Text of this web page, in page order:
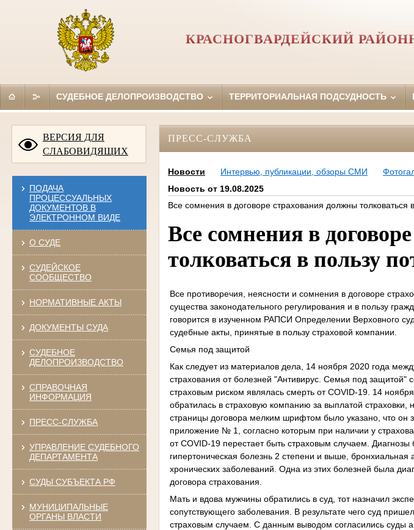
КРАСНОГВАРДЕЙСКИЙ
СУДЕБНОЕ ДЕЛОПРОИЗВОДСТВО ТЕРРИТОРИАЛЬНАЯ ПОДСУДНОСТЬ
ВЕРСИЯ ДЛЯ
СЛАБОВИДЯЩИХ
ПОДАЧА
ПРОЦЕССУАЛЬНЫХ
ДОКУМЕНТОВ В
ЭЛЕКТРОННОМ ВИДЕ
О СУДЕ
СУДЕЙСКОЕ
СООБЩЕСТВО
НОРМАТИВНЫЕ АКТЫ
ДОКУМЕНТЫ СУДА
СУДЕБНОЕ
ДЕЛОПРОИЗВОДСТВО
СПРАВОЧНАЯ
ИНФОРМАЦИЯ
ПРЕСС-СЛУЖБА
УПРАВЛЕНИЕ СУДЕБНОГО
ДЕПАРТАМЕНТА
СУДЫ СУБЪЕКТА РФ
МУНИЦИПАЛЬНЫЕ
ОРГАНЫ ВЛАСТИ
ПРЕСС-СЛУЖБА
Новости Интервью, публикации, обзоры СМИ
Новость от 19.08.2025
Все сомнения в договоре страхования должны
Все сомнения в
толковаться в пользу
Все противоречия, неясности и сомнения в договоре
существа законодательного регулирования и в пользу
говорится в изученном РАПСИ Определении Верховного
судебные акты, принятые в пользу страховой компании.
Семья под защитой
Как следует из материалов дела, 14 ноября 2020 года
страхования от болезней "Антивирус. Семья под
страховым риском являлась смерть от COVID-19. 14
обратилась в страховую компанию за выплатой страховки,
страницы договора мелким шрифтом было указано, что он
приложение № 1, согласно которым при наличии у
от COVID-19 перестает быть страховым случаем.
гипертоническая болезнь 2 степени и выше,
хронических заболеваний. Одна из этих болезней была
договора страхования.
Мать и вдова мужчины обратились в суд, тот назначил
сопутствующего заболевания. В результате чего суд
страховым случаем. С данным выводом согласились суды